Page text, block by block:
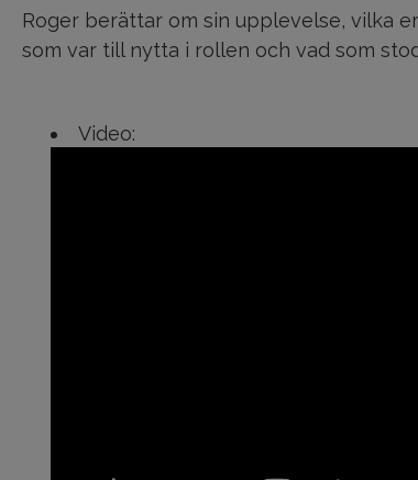
Roger berättar om sin upplevelse, vilka
som var till nytta i rollen och vad som
Video: